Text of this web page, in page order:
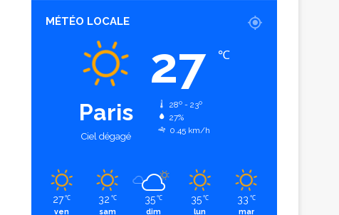
MÉTÉO LOCALE
Paris
Ciel dégagé
27 ℃
28º - 23º
27%
0.45 km/h
27 ℃
ven
32 ℃
sam
35 ℃
dim
35 ℃
lun
33 ℃
mar